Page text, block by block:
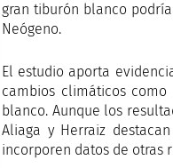
gran tiburón blanco
Neógeno.
El estudio aporta
cambios climáticos
blanco. Aunque los
Aliaga y Herraiz
incorporen datos de otras